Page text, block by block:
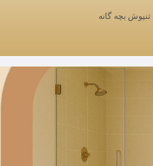
تنپوش بچه گانه